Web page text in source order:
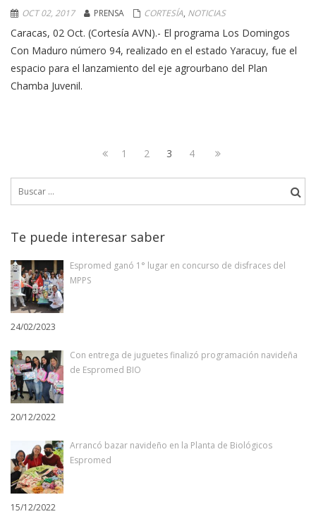
OCT 02, 2017 PRENSA CORTESÍA, NOTICIAS
Caracas, 02 Oct. (Cortesía AVN).- El programa Los Domingos
Con Maduro número 94, realizado en el estado Yaracuy, fue el
espacio para el lanzamiento del eje agrourbano del Plan
Chamba Juvenil.
Navegación
de
entradas
Page
1 Page
2 Page
3 Page
4
Next
Te puede interesar saber
Espromed ganó 1° lugar en concurso de disfraces del
MPPS
24/02/2023
Con entrega de juguetes finalizó programación navideña
de Espromed BIO
20/12/2022
Arrancó bazar navideño en la Planta de Biológicos
Espromed
15/12/2022